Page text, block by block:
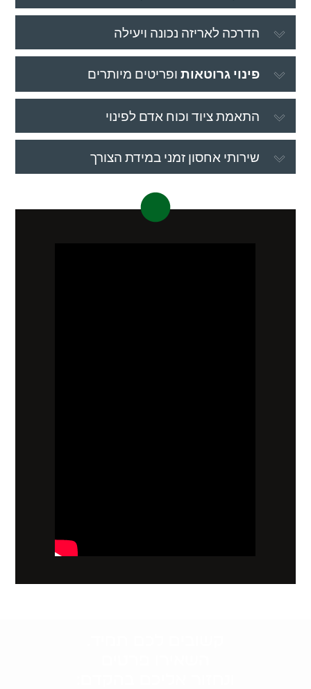
הדרכה לאריזה נכונה ויעילה
פינוי גרוטאות ופריטים מיותרים
התאמת ציוד וכוח אדם לפינוי
שירותי אחסון זמני במידת הצורך